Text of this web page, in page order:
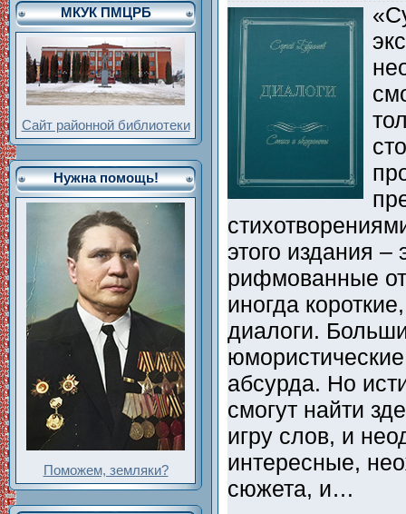
МКУК ПМЦРБ
Сайт районной библиотеки
Нужна помощь!
Поможем, земляки?
этого издания
рифмованные
иногда
диалоги.
абсурда. Но
смогут найти
игру слов, и
интересные,
сюжета, и…